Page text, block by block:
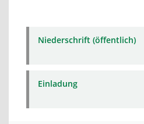
Niederschrift (öffentlich)
Einladung